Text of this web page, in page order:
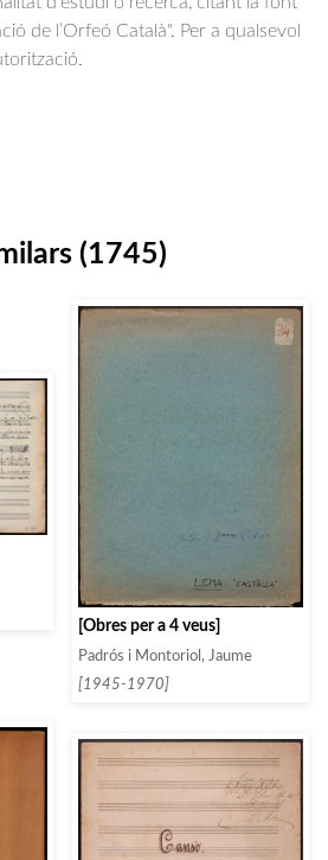
de l’Orfeó Català". Per a qualsevol
(1745)
[Obres per a 4 veus]
Padrós i Montoriol, Jaume
[1945-1970]